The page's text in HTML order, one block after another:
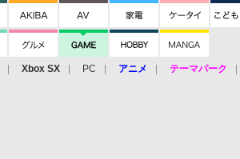
Xbox SX PC アニメ テーマパーク